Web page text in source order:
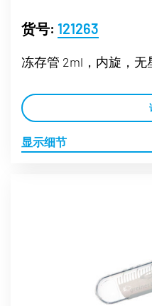
货号: 121263
冻存管 2ml，内旋，无
显示细节